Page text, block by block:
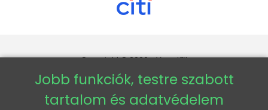
Copyright © 2026 - Veneti™
Veneti HU
Jobb funkciók, testre szabott
tartalom és adatvédelem